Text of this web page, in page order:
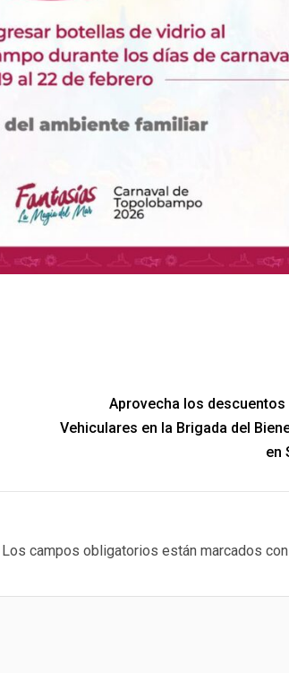
Aprovecha los descuentos
Vehiculares en la Brigada del
en
Los campos obligatorios están marcados con